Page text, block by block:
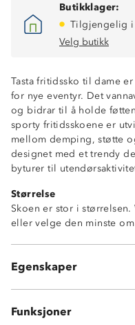
Butikklager:
Tilgjengelig
Velg butikk
Tasta fritidssko til dame
for nye eventyr. Det
og bidrar til å holde
sporty fritidsskoene er
mellom demping, støtte
designet med et trendy
byturer til
Størrelse
Skoen er stor i
eller velge den minste
Egenskaper
Lettvekt
Vannavstøtende
Myk og komfortabel
Funksjoner